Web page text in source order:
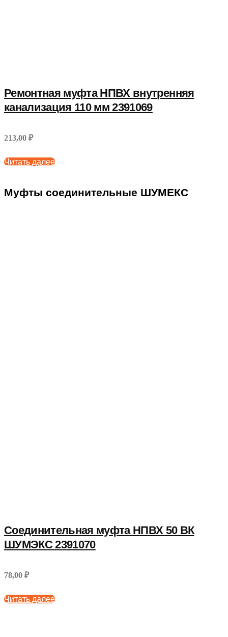
Ремонтная муфта НПВХ внутренняя
канализация 110 мм 2391069
213,00 ₽
Читать далее
Муфты соединительные ШУМЕКС
Соединительная муфта НПВХ 50 ВК
ШУМЭКС 2391070
78,00 ₽
Читать далее